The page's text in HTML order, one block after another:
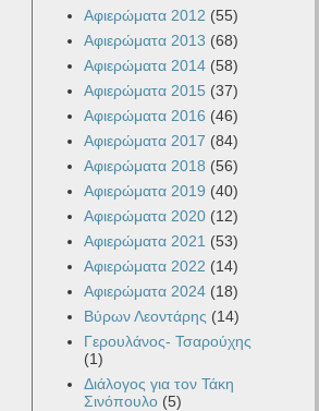
Αφιερώματα 2012 (55)
Αφιερώματα 2013 (68)
Αφιερώματα 2014 (58)
Αφιερώματα 2015 (37)
Αφιερώματα 2016 (46)
Αφιερώματα 2017 (84)
Αφιερώματα 2018 (56)
Αφιερώματα 2019 (40)
Αφιερώματα 2020 (12)
Αφιερώματα 2021 (53)
Αφιερώματα 2022 (14)
Αφιερώματα 2024 (18)
Βύρων Λεοντάρης (14)
Γερουλάνος- Τσαρούχης
(1)
Διάλογος για τον Τάκη
Σινόπουλο (5)